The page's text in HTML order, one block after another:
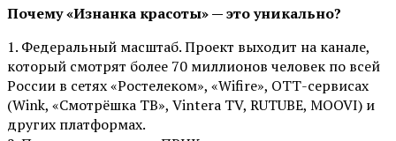
Почему «Изнанка красоты» — это уникально?
1. Федеральный масштаб. Проект выходит на канале,
который смотрят более 70 миллионов человек по всей
России в сетях «Ростелеком», «Wifire», ОТТ-сервисах
(Wink, «Смотрёшка ТВ», Vintera TV, RUTUBE, MOOVI) и
других платформах.